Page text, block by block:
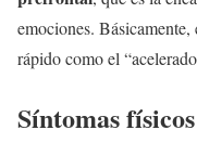
emociones.
rápido como el
Síntomas